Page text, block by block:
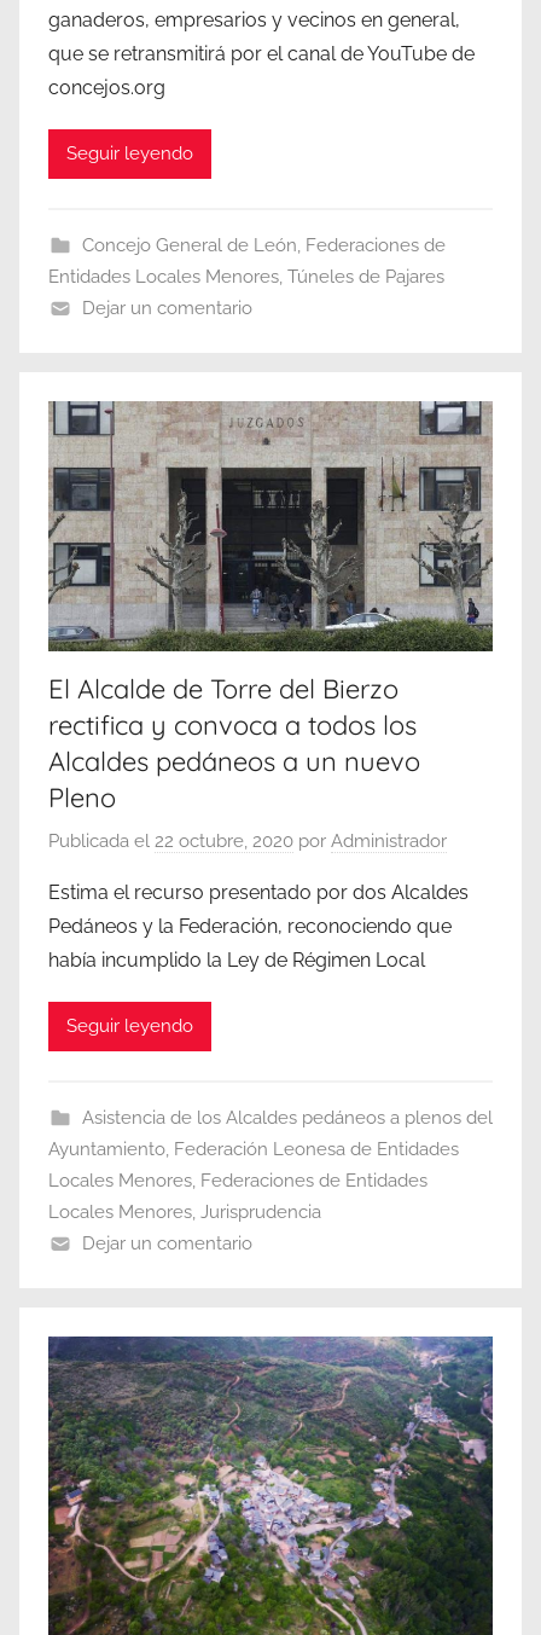
ganaderos, empresarios y vecinos en general,
que se retransmitirá por el canal de YouTube de
concejos.org
Seguir leyendo
Concejo General de León, Federaciones de
Entidades Locales Menores, Túneles de Pajares
Dejar un comentario
El Alcalde de Torre del Bierzo
rectifica y convoca a todos los
Alcaldes pedáneos a un nuevo
Pleno
Publicada el 22 octubre, 2020 por Administrador
Estima el recurso presentado por dos Alcaldes
Pedáneos y la Federación, reconociendo que
había incumplido la Ley de Régimen Local
Seguir leyendo
Asistencia de los Alcaldes pedáneos a plenos del
Ayuntamiento, Federación Leonesa de Entidades
Locales Menores, Federaciones de Entidades
Locales Menores, Jurisprudencia
Dejar un comentario